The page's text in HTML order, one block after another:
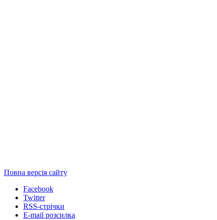
Повна версія сайту
Facebook
Twitter
RSS-стрічки
E-mail розсилка